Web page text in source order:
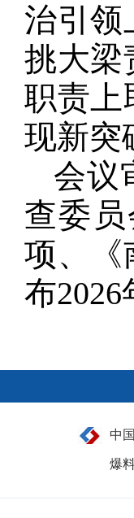
治引领
挑大梁
职责上
现新突
会议
查委
项、《
布
中
爆